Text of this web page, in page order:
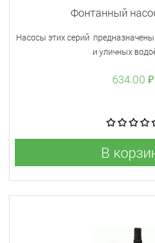
Фонтанный
Насосы этих серий
и уличных
634.00 ₽
В